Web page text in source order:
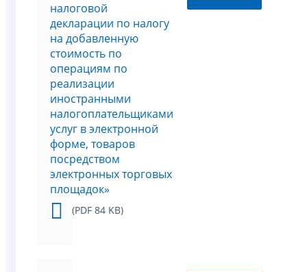
налоговой
декларации по налогу
на добавленную
стоимость по
операциям по
реализации
иностранными
налогоплательщиками
услуг в электронной
форме, товаров
посредством
электронных торговых
площадок»
(PDF 84 KB)